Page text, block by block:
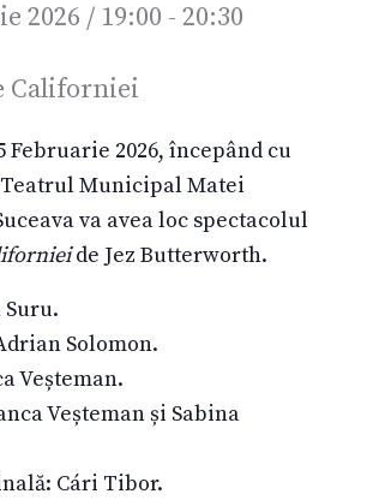
2026 / 19:00 - 20:30
Februarie 2026, începând cu
Teatrul Municipal Matei
va avea loc spectacolul
de Jez Butterworth.
Solomon.
Veșteman.
Veșteman și Sabina
Cári Tibor.